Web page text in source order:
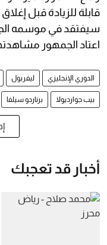
قابلة للزيادة قبل
سيفتقد في موسمه
اعتاد الجمهور
الدوري الإنجليزي ليفربول
بيب جوارديولا برناردو سيلفا
أخبار قد تعجبك